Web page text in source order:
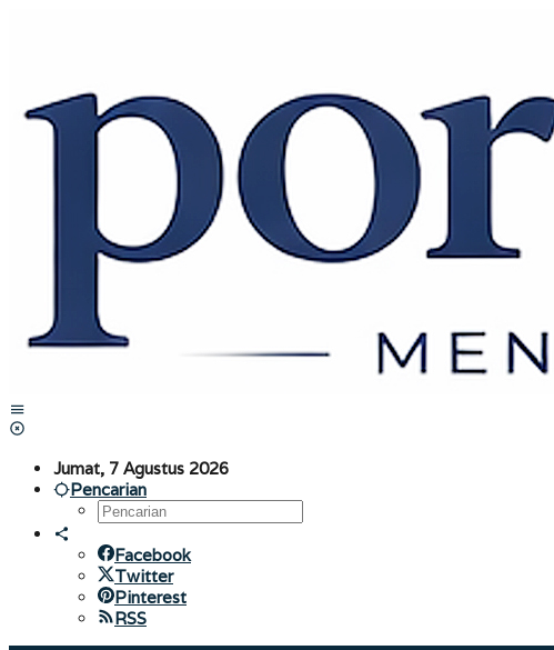
Jumat, 7 Agustus 2026
Pencarian
Facebook
Twitter
Pinterest
RSS